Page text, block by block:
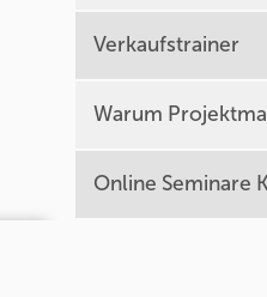
Verkaufstrainer
Warum
Online Seminare